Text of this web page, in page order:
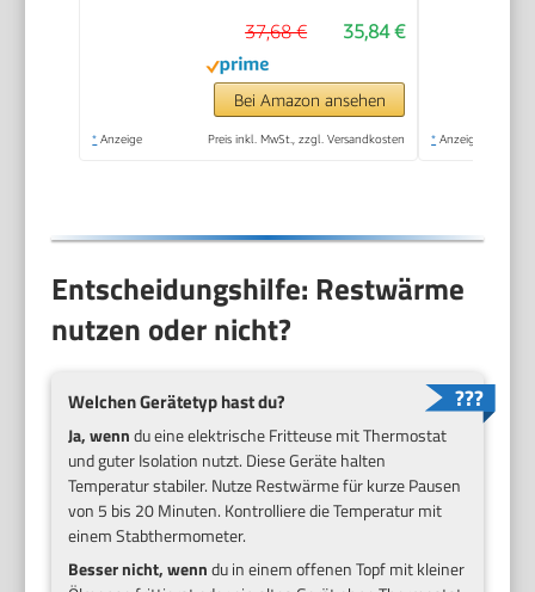
Antihaft-Ölbehälter |
Stufenlos regelbarer
Thermostat | Fritteuse
mit Öl - FR 3771
35,84 €
37,68 €
Bei Amazon ansehen
* Anzeige Preis inkl. MwSt., zzgl. Versandkosten * Anzeige
Entscheidungshilfe: Restwärme
nutzen oder nicht?
Welchen Gerätetyp hast du?
Ja, wenndu eine elektrische Fritteuse mit Thermostat
und guter Isolation nutzt. Diese Geräte halten
Temperatur stabiler. Nutze Restwärme für kurze Pausen
von 5 bis 20 Minuten. Kontrolliere die Temperatur mit
einem Stabthermometer.
Besser nicht, wenndu in einem offenen Topf mit kleiner